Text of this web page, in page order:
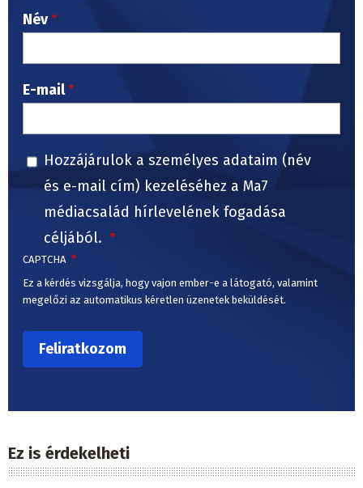
Név
E-mail
Hozzájárulok a személyes adataim (név
és e-mail cím) kezeléséhez a Ma7
médiacsalád hírlevelének fogadása
céljából.
CAPTCHA
Ez a kérdés vizsgálja, hogy vajon ember-e a látogató, valamint
megelőzi az automatikus kéretlen üzenetek beküldését.
Ez is érdekelheti